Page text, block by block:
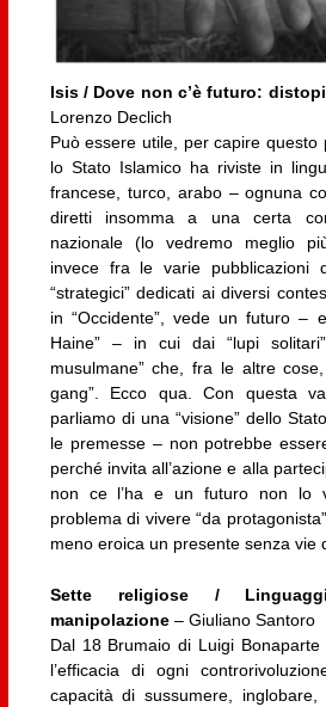
Isis / Dove non c’è futuro:
Lorenzo Declich
Può essere utile, per capire questo
lo Stato Islamico ha riviste in
francese, turco, arabo – ognuna
diretti insomma a una certa
nazionale (lo vedremo meglio
invece fra le varie pubblicazioni
“strategici” dedicati ai diversi
in “Occidente”, vede un futuro –
Haine” – in cui dai “lupi
musulmane” che, fra le altre
gang”. Ecco qua. Con questa
parliamo di una “visione” dello
le premesse – non potrebbe
perché invita all’azione e alla
non ce l’ha e un futuro non lo
problema di vivere “da
meno eroica un presente senza vie
Sette religiose /
manipolazione– Giuliano Santoro
Dal 18 Brumaio di Luigi
l’efficacia di ogni
capacità di sussumere,